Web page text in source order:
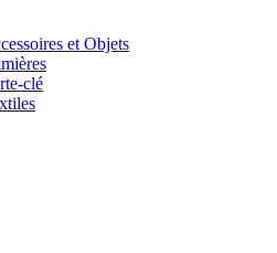
et Objets
clé